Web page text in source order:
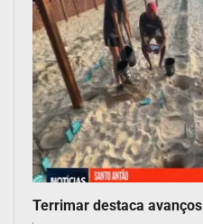
Terrimar destaca avanços